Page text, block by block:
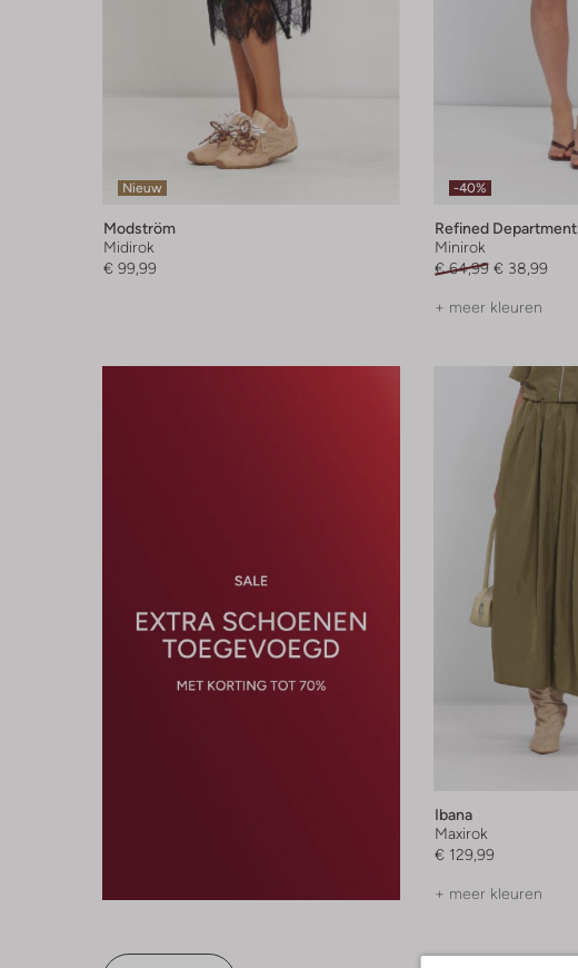
Nieuw
Modström
Midirok
€ 99,99
-40%
Refined Department
Minirok
€ 64,99 € 38,99
+ meer kleuren
Ibana
Maxirok
€ 129,99
+ meer kleuren